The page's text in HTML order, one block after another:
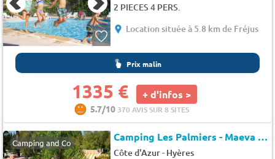
2 PIECES 4 PERS.
Location située à 5.8 km de Fréjus
Prix malin
1335 € + d'infos >
5.7/10 370 AVIS SUR 8 SITES
Camping and Co Camping Les Palmiers - Maeva Camping
Côte d'Azur- Hyères